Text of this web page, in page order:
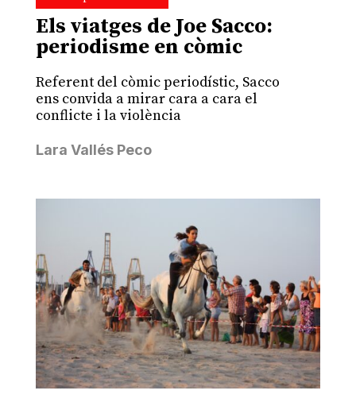
Els viatges de Joe Sacco:
periodisme en còmic
Referent del còmic periodístic, Sacco
ens convida a mirar cara a cara el
conflicte i la violència
Lara Vallés Peco